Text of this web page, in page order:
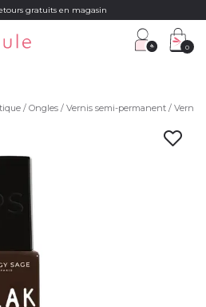
gratuits en magasin
0
Ongles Vernis semi-permanent Vernis